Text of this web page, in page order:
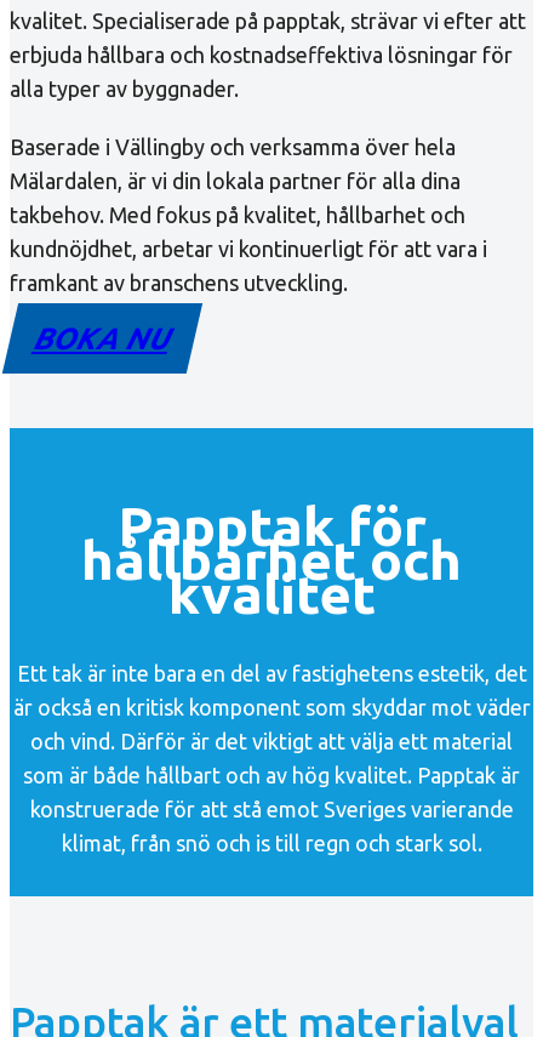
kvalitet. Specialiserade på papptak, strävar vi efter att
erbjuda hållbara och kostnadseffektiva lösningar för
alla typer av byggnader.
Baserade i Vällingby och verksamma över hela
Mälardalen, är vi din lokala partner för alla dina
takbehov. Med fokus på kvalitet, hållbarhet och
kundnöjdhet, arbetar vi kontinuerligt för att vara i
framkant av branschens utveckling.
BOKA NU
Papptak för
hållbarhet och
kvalitet
Ett tak är inte bara en del av fastighetens estetik, det
är också en kritisk komponent som skyddar mot väder
och vind. Därför är det viktigt att välja ett material
som är både hållbart och av hög kvalitet. Papptak är
konstruerade för att stå emot Sveriges varierande
klimat, från snö och is till regn och stark sol.
Papptak är ett materialval